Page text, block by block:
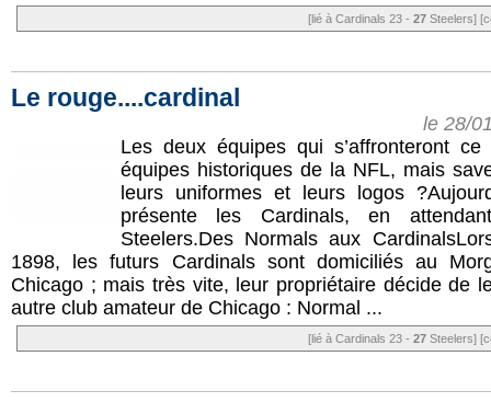
[lié à Cardinals 23 - 27 Steelers]
Le rouge....cardinal
le 28/
Les deux équipes qui s’affronteront
équipes historiques de la NFL, mais
leurs uniformes et leurs logos
présente les Cardinals, en
Steelers.Des Normals aux
1898, les futurs Cardinals sont domiciliés au
Chicago ; mais très vite, leur propriétaire décide de
autre club amateur de Chicago : Normal ...
[lié à Cardinals 23 - 27 Steelers]